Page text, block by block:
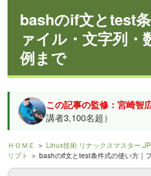
bashのif文とtest
ァイル・文字列
例まで
この記事の監修：宮崎智
講者3,100名超）
ＨＯＭＥ ＞Linux技術 リナックスマスター
リプト ＞ bashのif文とtest条件式の使い方｜